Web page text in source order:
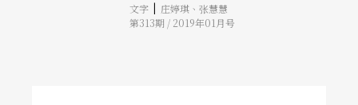
课找好店家，到了当地还要尽量实地走访、沟通餐
点内容等需求，也需掌握便当送抵时程，以免耽搁
文字 | 庄婷琪、张慧慧
第313期 / 2019年01月号